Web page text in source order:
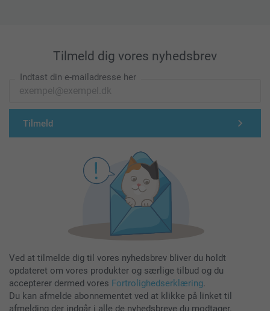
Tilmeld dig vores nyhedsbrev
Indtast din e-mailadresse her
Tilmeld
Ved at tilmelde dig til vores nyhedsbrev bliver du holdt
opdateret om vores produkter og særlige tilbud og du
accepterer dermed vores Fortrolighedserklæring.
Du kan afmelde abonnementet ved at klikke på linket til
afmelding der indgår i alle de nyhedsbreve du modtager.